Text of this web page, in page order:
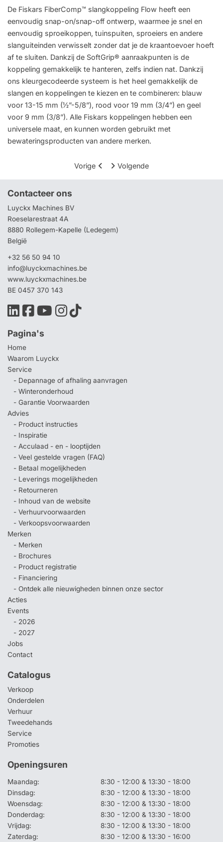
De Fiskars FiberComp™ slangkoppeling Flow heeft een
eenvoudig snap-on/snap-off ontwerp, waarmee je snel en
eenvoudig sproeikoppen, tuinspuiten, sproeiers en andere
slanguiteinden verwisselt zonder dat je de kraantoevoer hoeft
af te sluiten. Dankzij de SoftGrip® aanraakpunten is de
koppeling gemakkelijk te hanteren, zelfs indien nat. Dankzij
ons kleurgecodeerde systeem is het heel gemakkelijk de
slangen en koppelingen te kiezen en te combineren: blauw
voor 13-15 mm (½”-5/8”), rood voor 19 mm (3/4”) en geel
voor 9 mm (3/8”). Alle Fiskars koppelingen hebben een
universele maat, en kunnen worden gebruikt met
bewateringsproducten van andere merken.
Vorige Volgende
Contacteer ons
Luyckx Machines BV
Roeselarestraat 4A
8880 Rollegem-Kapelle (Ledegem)
België
+32 56 50 94 10
info@luyckxmachines.be
www.luyckxmachines.be
BE 0457 370 143
Pagina's
Home
Waarom Luyckx
Service
- Depannage of afhaling aanvragen
- Winteronderhoud
- Garantie Voorwaarden
Advies
- Product instructies
- Inspiratie
- Acculaad - en - looptijden
- Veel gestelde vragen (FAQ)
- Betaal mogelijkheden
- Leverings mogelijkheden
- Retourneren
- Inhoud van de website
- Verhuurvoorwaarden
- Verkoopsvoorwaarden
Merken
- Merken
- Brochures
- Product registratie
- Financiering
- Ontdek alle nieuwigheden binnen onze sector
Acties
Events
- 2026
- 2027
Jobs
Contact
Catalogus
Verkoop
Onderdelen
Verhuur
Tweedehands
Service
Promoties
Openingsuren
Maandag:
8:30 - 12:00 & 13:30 - 18:00
Dinsdag:
8:30 - 12:00 & 13:30 - 18:00
Woensdag:
8:30 - 12:00 & 13:30 - 18:00
Donderdag:
8:30 - 12:00 & 13:30 - 18:00
Vrijdag:
8:30 - 12:00 & 13:30 - 18:00
Zaterdag:
8:30 - 12:00 & 13:30 - 16:00